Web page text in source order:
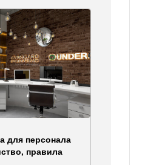
для персонала
правила